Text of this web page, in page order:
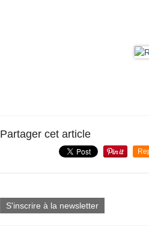
Partager cet article
S'inscrire à la newsletter